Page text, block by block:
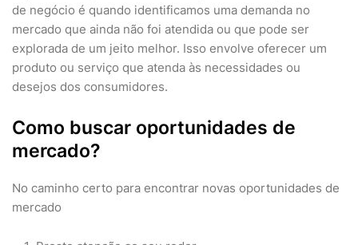
de negócio é quando identificamos uma demanda no
mercado que ainda não foi atendida ou que pode ser
explorada de um jeito melhor. Isso envolve oferecer um
produto ou serviço que atenda às necessidades ou
desejos dos consumidores.
Como buscar oportunidades de
mercado?
No caminho certo para encontrar novas oportunidades de
mercado